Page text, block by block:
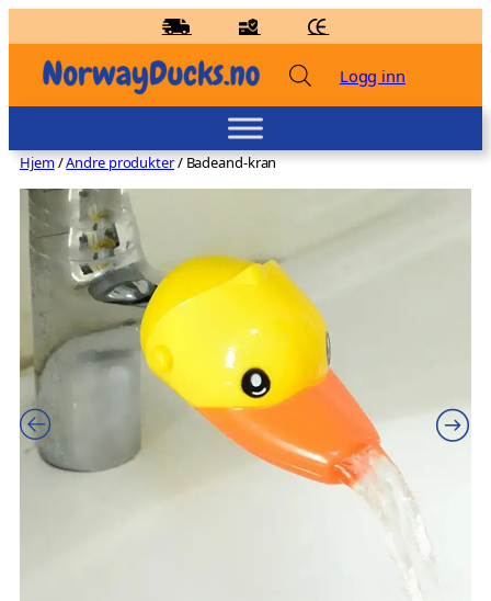
Badeand Blomst – Kvakky Duck
kr159,00
til
innhold
Logg inn
Hjem/Andre produkter/ Badeand-kran